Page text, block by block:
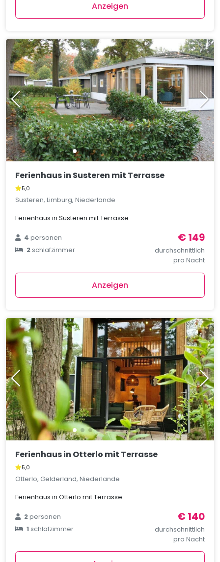
Anzeigen
Ferienhaus in Susteren mit Terrasse
5,0
Susteren, Limburg, Niederlande
Ferienhaus in Susteren mit Terrasse
4personen
2schlafzimmer
€ 149
durchschnittlich
pro Nacht
Anzeigen
Ferienhaus in Otterlo mit Terrasse
5,0
Otterlo, Gelderland, Niederlande
Ferienhaus in Otterlo mit Terrasse
2personen
1schlafzimmer
€ 140
durchschnittlich
pro Nacht